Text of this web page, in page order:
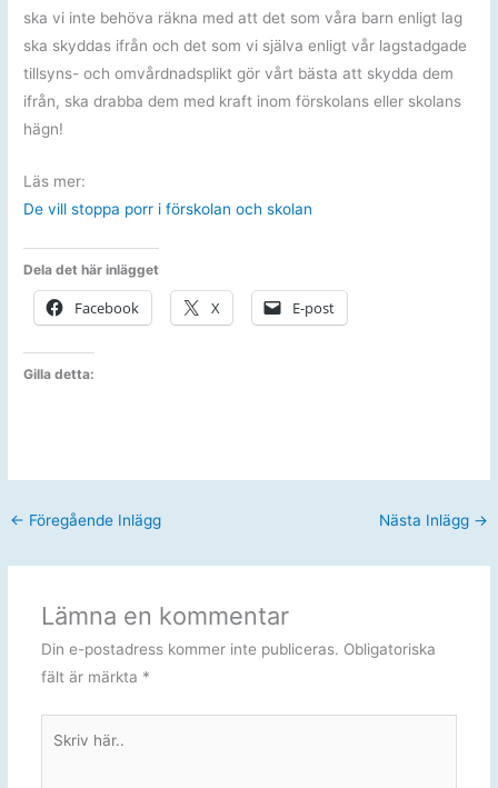
ska vi inte behöva räkna med att det som våra barn enligt lag
ska skyddas ifrån och det som vi själva enligt vår lagstadgade
tillsyns- och omvårdnadsplikt gör vårt bästa att skydda dem
ifrån, ska drabba dem med kraft inom förskolans eller skolans
hägn!
Läs mer:
De vill stoppa porr i förskolan och skolan
Dela det här inlägget
Facebook X E-post
Gilla detta:
← Föregående Inlägg Nästa Inlägg →
Lämna en kommentar
Din e-postadress kommer inte publiceras. Obligatoriska
fält är märkta *